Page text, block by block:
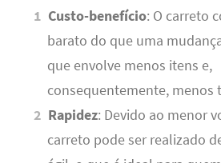
Custo-benefício: O carreto
barato do que uma
que envolve menos itens e,
consequentemente, menos
Rapidez: Devido ao menor
carreto pode ser realizado